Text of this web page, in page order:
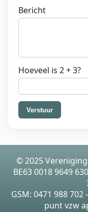
Bericht
Hoeveel is 2 + 3?
Verstuur
© 2025
BE63 0018 9649
GSM: 0471 988
punt vzw